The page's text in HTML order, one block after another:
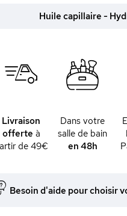
Huile capillaire -
Livraison
offerte à
de 49€
Dans votre
salle de bain
en 48h
Besoin d'aide pour choisir